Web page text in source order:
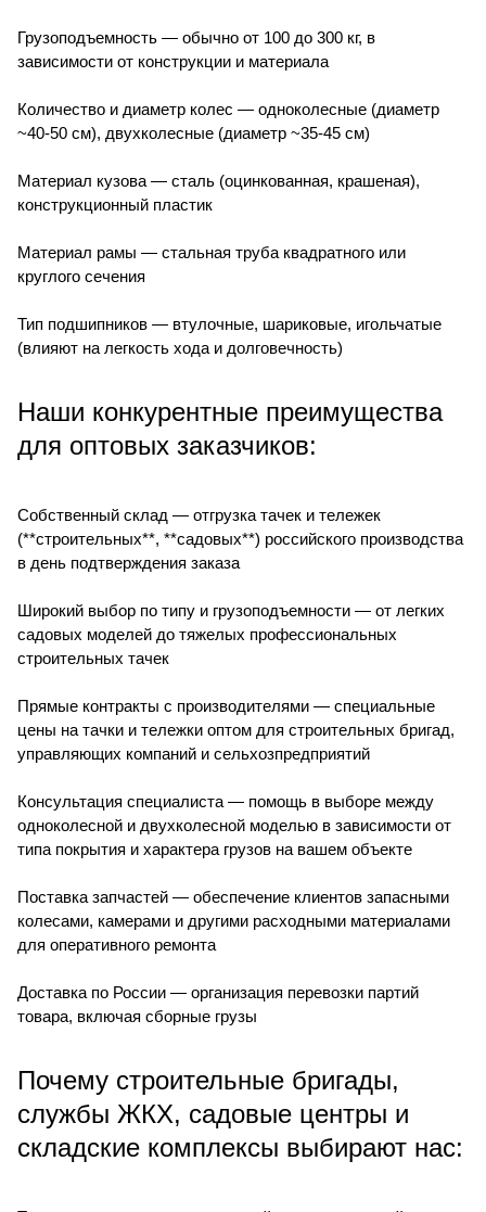
Грузоподъемность — обычно от 100 до 300 кг, в
зависимости от конструкции и материала
Количество и диаметр колес — одноколесные (диаметр
~40-50 см), двухколесные (диаметр ~35-45 см)
Материал кузова — сталь (оцинкованная, крашеная),
конструкционный пластик
Материал рамы — стальная труба квадратного или
круглого сечения
Тип подшипников — втулочные, шариковые, игольчатые
(влияют на легкость хода и долговечность)
Наши конкурентные преимущества
для оптовых заказчиков:
Собственный склад — отгрузка тачек и тележек
(**строительных**, **садовых**) российского производства
в день подтверждения заказа
Широкий выбор по типу и грузоподъемности — от легких
садовых моделей до тяжелых профессиональных
строительных тачек
Прямые контракты с производителями — специальные
цены на тачки и тележки оптом для строительных бригад,
управляющих компаний и сельхозпредприятий
Консультация специалиста — помощь в выборе между
одноколесной и двухколесной моделью в зависимости от
типа покрытия и характера грузов на вашем объекте
Поставка запчастей — обеспечение клиентов запасными
колесами, камерами и другими расходными материалами
для оперативного ремонта
Доставка по России — организация перевозки партий
товара, включая сборные грузы
Почему строительные бригады,
службы ЖКХ, садовые центры и
складские комплексы выбирают нас: